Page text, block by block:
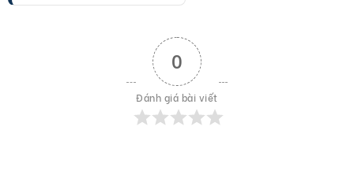
0
Đánh giá bài viết